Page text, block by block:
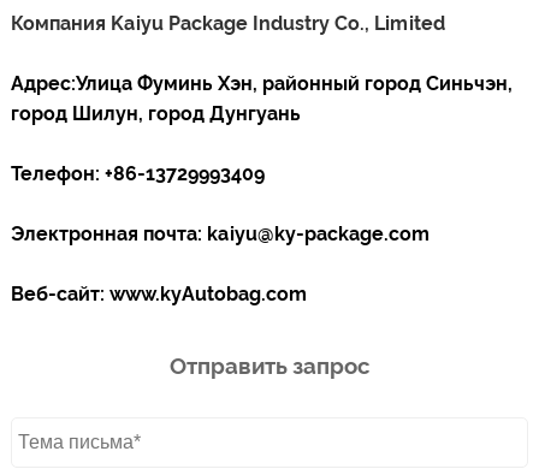
Компания Kaiyu Package Industry Co., Limited
Адрес:Улица Фуминь Хэн, районный город Синьчэн,
город Шилун, город Дунгуань
Телефон: +86-13729993409
Электронная почта: kaiyu@ky-package.com
Веб-сайт: www.kyAutobag.com
Отправить запрос